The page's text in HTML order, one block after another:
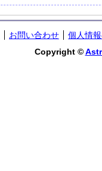
お問い合わせ
個人情
Copyright ©